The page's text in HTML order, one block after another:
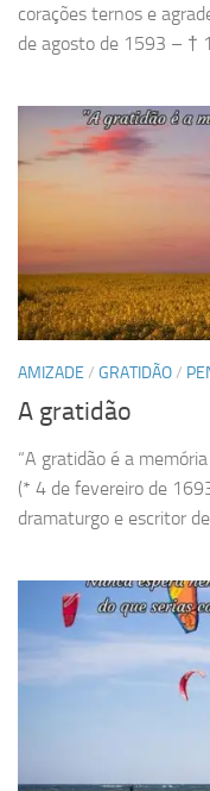
corações ternos e
de agosto de 1593 – †
AMIZADE / GRATIDÃO/
A gratidão
“A gratidão é a
(* 4 de fevereiro de
dramaturgo e escritor